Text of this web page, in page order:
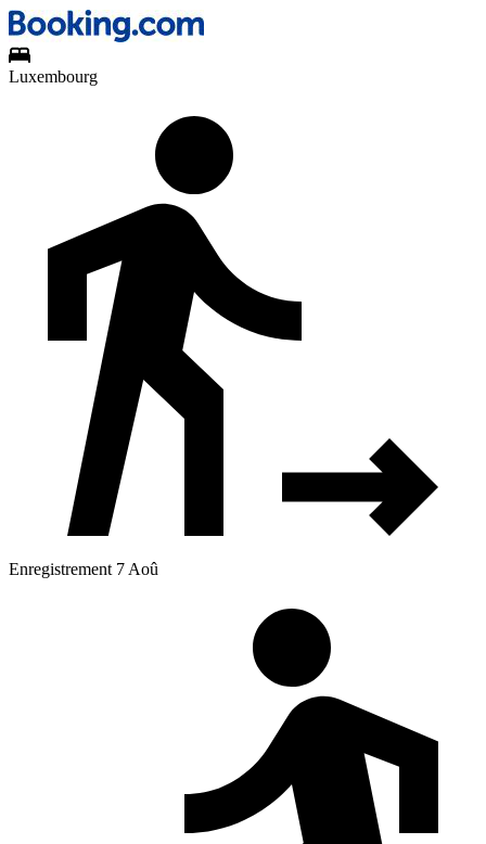
Luxembourg
Enregistrement 7 Aoû